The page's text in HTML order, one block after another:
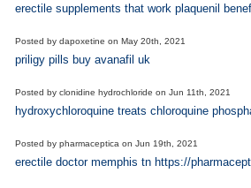
erectile supplements that work plaquenil
Posted bydapoxetineonMay 20th, 2021
priligy pills buy avanafil uk
Posted byclonidine hydrochlorideonJun 11th, 2021
hydroxychloroquine treats chloroquine
Posted bypharmacepticaonJun 19th, 2021
erectile doctor memphis tn https://